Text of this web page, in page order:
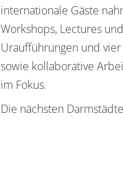
internationale Gäste
Workshops, Lectures
Uraufführungen und
sowie kollaborative
im Fokus.
Die nächsten